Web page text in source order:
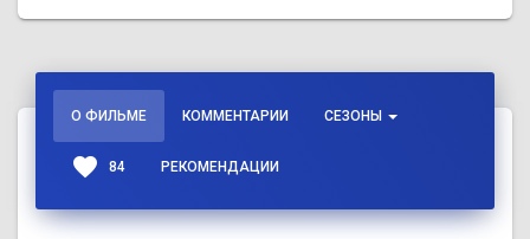
О ФИЛЬМЕ КОММЕНТАРИИ СЕЗОНЫ
favorite 84 РЕКОМЕНДАЦИИ